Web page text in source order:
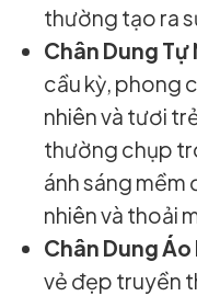
thường tạo ra
Chân Dung Tự
cầu kỳ, phong
nhiên và tươi
thường chụp
ánh sáng mềm
nhiên và thoải
Chân Dung Áo
vẻ đẹp truyền